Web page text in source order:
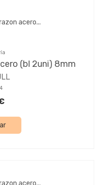
(bl 2uni) 8mm